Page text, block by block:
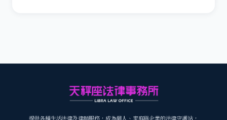
提供各種生活法律及律師服務，成為個人、家庭與企業的法律守護站，